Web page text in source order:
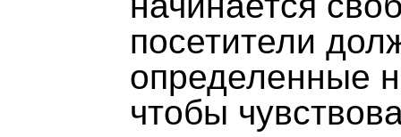
посетители
определенные
чтобы